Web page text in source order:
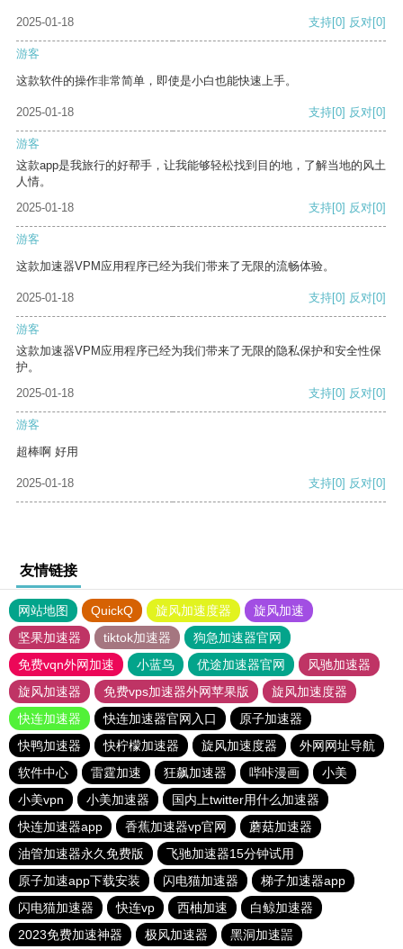
2025-01-18 支持[0] 反对[0]
游客
这款软件的操作非常简单，即使是小白也能快速上手。
2025-01-18 支持[0] 反对[0]
游客
这款app是我旅行的好帮手，让我能够轻松找到目的地，了解当地的风土
人情。
2025-01-18
支持[0] 反对[0]
游客
这款加速器VPM应用程序已经为我们带来了无限的流畅体验。
2025-01-18 支持[0] 反对[0]
游客
这款加速器VPM应用程序已经为我们带来了无限的隐私保护和安全性保
护。
2025-01-18
支持[0] 反对[0]
游客
超棒啊 好用
2025-01-18 支持[0] 反对[0]
友情链接
网站地图 QuickQ 旋风加速度器
旋风加速
坚果加速器
tiktok加速器
狗急加速器官网
免费vqn外网加速
小蓝鸟 优途加速器官网
风驰加速器
旋风加速器
免费vps加速器外网苹果版
旋风加速度器
快连加速器
快连加速器官网入口
原子加速器
快鸭加速器
快柠檬加速器 旋风加速度器
外网网址导航
软件中心
雷霆加速 狂飙加速器 哔咔漫画
小美
小美vpn
小美加速器
国内上twitter用什么加速器
快连加速器app
香蕉加速器vp官网
蘑菇加速器
油管加速器永久免费版
飞驰加速器15分钟试用
原子加速app下载安装
闪电猫加速器
梯子加速器app
闪电猫加速器
快连vp 西柚加速
白鲸加速器
2023免费加速神器
极风加速器 黑洞加速噐